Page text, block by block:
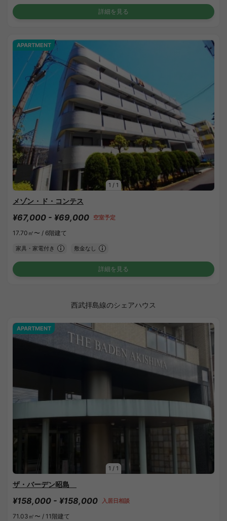
詳細を見る
1 / 1
APARTMENT
メゾン・ド・コンテス
¥67,000 - ¥69,000 空室予定
17.70㎡〜 / 6階建て
家具・家電付き 敷金なし
詳細を見る
西武拝島線のシェアハウス
1 / 1
APARTMENT
ザ・バーデン昭島
¥158,000 - ¥158,000 入居日相談
71.03㎡〜 / 11階建て